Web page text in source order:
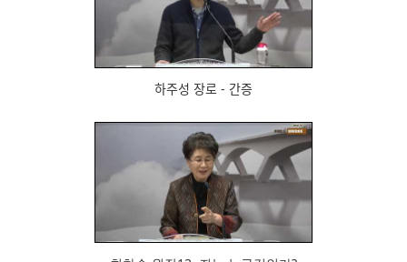
하주성 장로 - 간증